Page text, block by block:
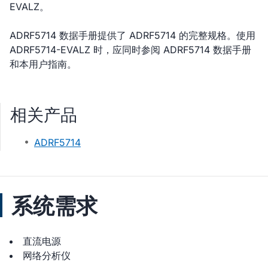
EVALZ。
ADRF5714 数据手册提供了 ADRF5714 的完整规格。使用
ADRF5714-EVALZ 时，应同时参阅 ADRF5714 数据手册
和本用户指南。
相关产品
ADRF5714
系统需求
直流电源
网络分析仪